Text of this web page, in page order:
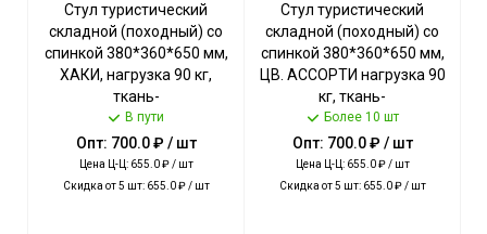
Стул туристический
складной (походный) со
спинкой 380*360*650 мм,
ХАКИ, нагрузка 90 кг,
ткань-
водоотталкивающая
пропитка арт. ПС2/Х NIKA
[5]
В пути
Опт: 700.0 ₽ / шт
Цена Ц-Ц: 655.0 ₽ / шт
Скидка от 5 шт: 655.0 ₽ / шт
Стул туристический
складной (походный) со
спинкой 380*360*650 мм,
ЦВ. АССОРТИ нагрузка 90
кг, ткань-
водоотталкивающая
пропитка арт. ПС2 NIKA [5]
Более 10 шт
Опт: 700.0 ₽ / шт
Цена Ц-Ц: 655.0 ₽ / шт
Скидка от 5 шт: 655.0 ₽ / шт